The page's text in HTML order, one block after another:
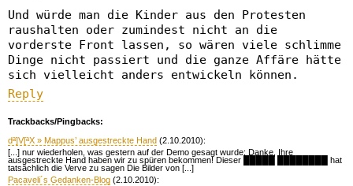
Und würde man die Kinder aus den Protesten
raushalten oder zumindest nicht an die
vorderste Front lassen, so wären viele schlimme
Dinge nicht passiert und die ganze Affäre hätte
sich vielleicht anders entwickeln können.
Reply
Trackbacks/Pingbacks:
dª]V[ªX » Mappus’ ausgestreckte Hand (2.10.2010):
[...] nur wiederholen, was gestern auf der Demo gesagt wurde: Danke, Ihre
ausgestreckte Hand haben wir zu spüren bekommen! Dieser █████ ████████ hat
tatsächlich die Verve zu sagen Die Bilder von [...]
Pacaveli´s Gedanken-Blog (2.10.2010):